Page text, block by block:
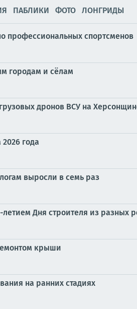
ПАБЛИКИ ФОТО ЛОНГРИДЫ
профессиональных спортсменов
городам и сёлам
дронов ВСУ на
года
выросли в семь раз
Дня строителя из разных
крыши
на ранних стадиях